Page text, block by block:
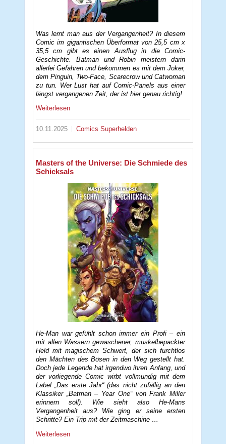
Was lernt man aus der Vergangenheit? In diesem
Comic im gigantischen Überformat von 25,5 cm x
35,5 cm gibt es einen Ausflug in die Comic-
Geschichte. Batman und Robin meistern darin
allerlei Gefahren und bekommen es mit dem Joker,
dem Pinguin, Two-Face, Scarecrow und Catwoman
zu tun. Wer Lust hat auf Comic-Panels aus einer
längst vergangenen Zeit, der ist hier genau richtig!
Weiterlesen
10.11.2025 ComicsSuperhelden
Masters of the Universe: Die Schmiede des
Schicksals
He-Man war gefühlt schon immer ein Profi – ein
mit allen Wassern gewaschener, muskelbepackter
Held mit magischem Schwert, der sich furchtlos
den Mächten des Bösen in den Weg gestellt hat.
Doch jede Legende hat irgendwo ihren Anfang, und
der vorliegende Comic wirbt vollmundig mit dem
Label „Das erste Jahr“ (das nicht zufällig an den
Klassiker „Batman – Year One“ von Frank Miller
erinnern soll). Wie sieht also He-Mans
Vergangenheit aus? Wie ging er seine ersten
Schritte? Ein Trip mit der Zeitmaschine …
Weiterlesen